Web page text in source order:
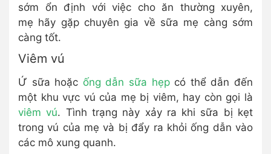
sớm ổn định với việc cho ăn thường xuyên,
mẹ hãy gặp chuyên gia về sữa mẹ càng sớm
càng tốt.
Viêm vú
Ứ sữa hoặc ống dẫn sữa hẹpcó thể dẫn đến
một khu vực vú của mẹ bị viêm, hay còn gọi là
viêm vú. Tình trạng này xảy ra khi sữa bị kẹt
trong vú của mẹ và bị đẩy ra khỏi ống dẫn vào
các mô xung quanh.